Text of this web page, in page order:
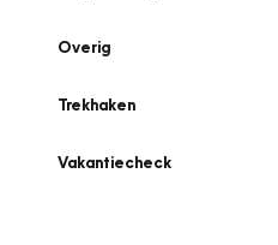
Overig
Trekhaken
Vakantiecheck